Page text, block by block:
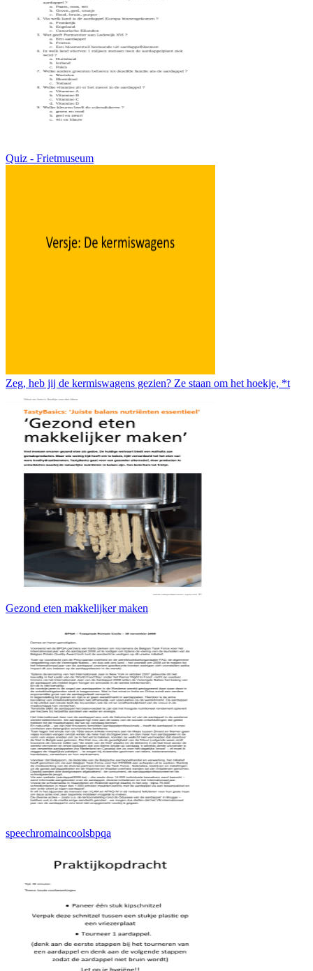
Quiz - Frietmuseum
Zeg, heb jij de kermiswagens gezien? Ze staan om het hoekje, *t
Gezond eten makkelijker maken
speechromaincoolsbpqa